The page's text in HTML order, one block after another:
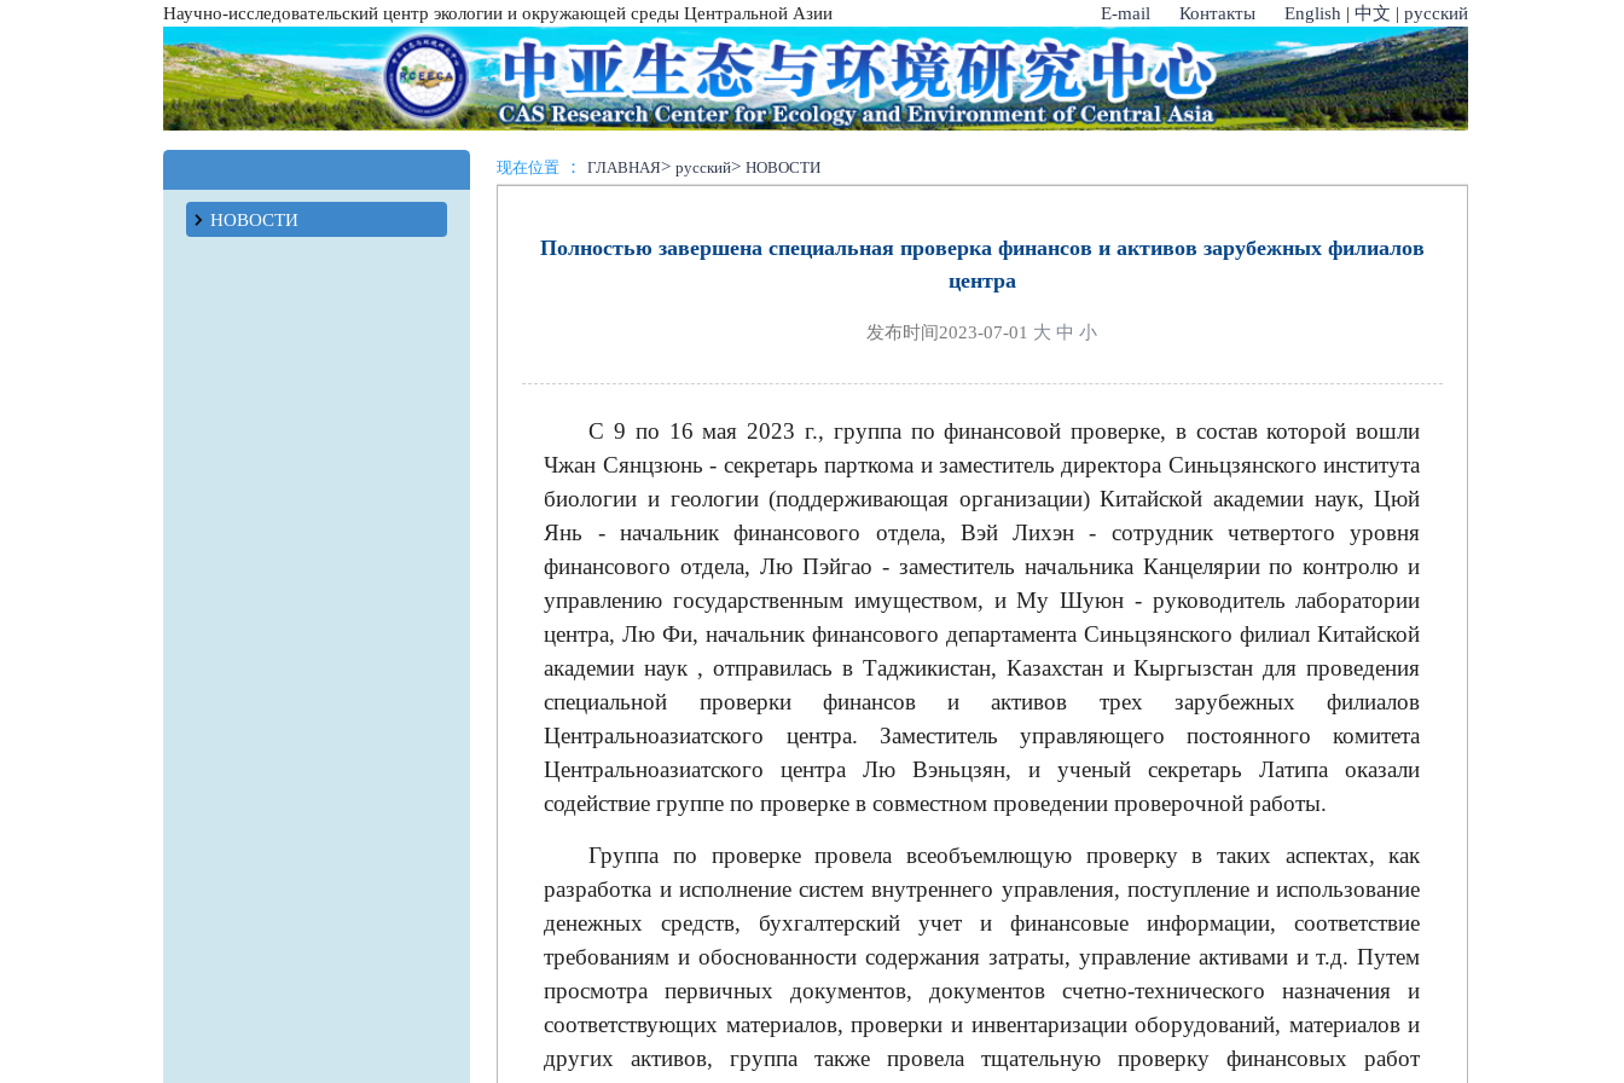
Научно-исследовательский центр экологии и окружающей среды Центральной Азии E-mail Контакты English | 中文 | русский
НОВОСТИ
现在位置： ГЛАВНАЯ> русский> НОВОСТИ
Полностью завершена специальная проверка финансов и активов зарубежных филиалов
центра
发布时间2023-07-01 大 中 小
С 9 по 16 мая 2023 г., группа по финансовой проверке, в состав которой вошли
Чжан Сянцзюнь - секретарь парткома и заместитель директора Синьцзянского института
биологии и геологии (поддерживающая организации) Китайской академии наук, Цюй
Янь - начальник финансового отдела, Вэй Лихэн - сотрудник четвертого уровня
финансового отдела, Лю Пэйгао - заместитель начальника Канцелярии по контролю и
управлению государственным имуществом, и Му Шуюн - руководитель лаборатории
центра, Лю Фи, начальник финансового департамента Синьцзянского филиал Китайской
академии наук , отправилась в Таджикистан, Казахстан и Кыргызстан для проведения
специальной проверки финансов и активов трех зарубежных филиалов
Центральноазиатского центра. Заместитель управляющего постоянного комитета
Центральноазиатского центра Лю Вэньцзян, и ученый секретарь Латипа оказали
содействие группе по проверке в совместном проведении проверочной работы.
Группа по проверке провела всеобъемлющую проверку в таких аспектах, как
разработка и исполнение систем внутреннего управления, поступление и использование
денежных средств, бухгалтерский учет и финансовые информации, соответствие
требованиям и обоснованности содержания затраты, управление активами и т.д. Путем
просмотра первичных документов, документов счетно-технического назначения и
соответствующих материалов, проверки и инвентаризации оборудований, материалов и
других активов, группа также провела тщательную проверку финансовых работ